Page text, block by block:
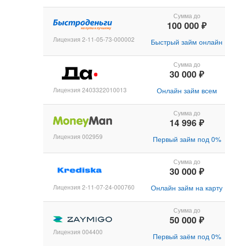
Лицензия 2-11-05-73-000002
Сумма до
100 000 ₽
Быстрый займ онлайн
Лицензия 2403322010013
Сумма до
30 000 ₽
Онлайн займ всем
Лицензия 002959
Сумма до
14 996 ₽
Первый займ под 0%
Лицензия 2-11-07-24-000760
Сумма до
30 000 ₽
Онлайн займ на карту
Лицензия 004400
Сумма до
50 000 ₽
Первый заём под 0%